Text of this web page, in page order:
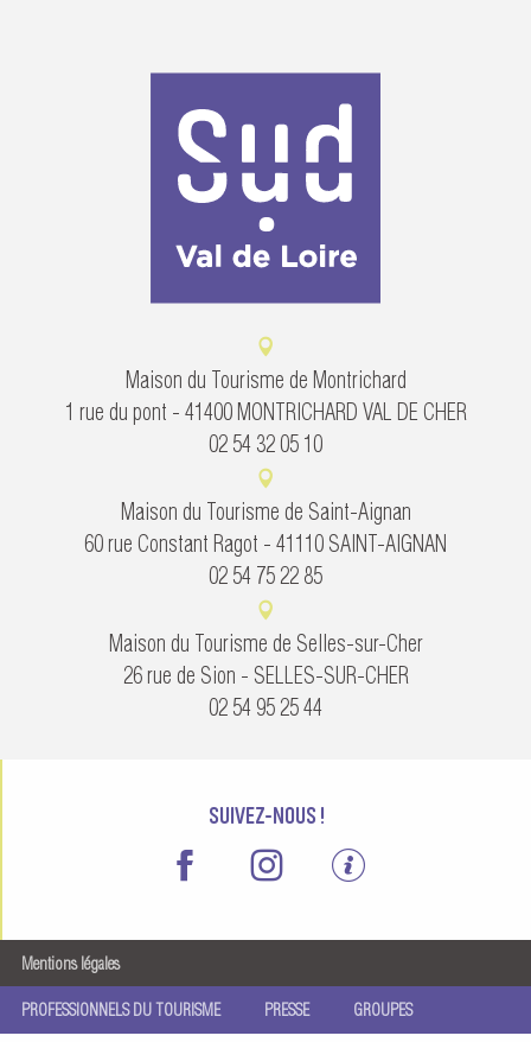
Maison du Tourisme de Montrichard
1 rue du pont - 41400 MONTRICHARD VAL DE CHER
02 54 32 05 10
Maison du Tourisme de Saint-Aignan
60 rue Constant Ragot - 41110 SAINT-AIGNAN
02 54 75 22 85
Maison du Tourisme de Selles-sur-Cher
26 rue de Sion - SELLES-SUR-CHER
02 54 95 25 44
SUIVEZ-NOUS !
Mentions légales
PROFESSIONNELS DU TOURISME PRESSE GROUPES